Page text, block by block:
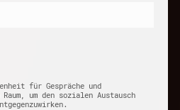
für Gespräche und
um den sozialen Austausch